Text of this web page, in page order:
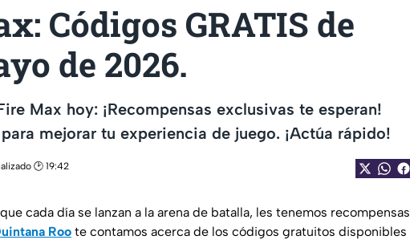
Códigos GRATIS de
de 2026.
Max hoy: ¡Recompensas exclusivas te esperan!
mejorar tu experiencia de juego. ¡Actúa rápido!
🕑 19:42
cada día se lanzan a la arena de batalla, les tenemos recompensas
Roo te contamos acerca de los códigos gratuitos disponibles